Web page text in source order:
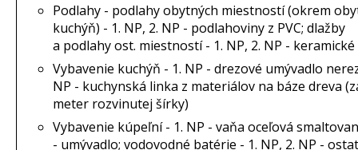
Podlahy - podlahy obytných miestností (okrem
kuchýň) - 1. NP, 2. NP - podlahoviny z PVC; dlažby
a podlahy ost. miestností - 1. NP, 2. NP -
Vybavenie kuchýň - 1. NP - drezové umývadlo
NP - kuchynská linka z materiálov na báze dreva
meter rozvinutej šírky)
Vybavenie kúpeľní - 1. NP - vaňa oceľová
- umývadlo; vodovodné batérie - 1. NP, 2. NP -